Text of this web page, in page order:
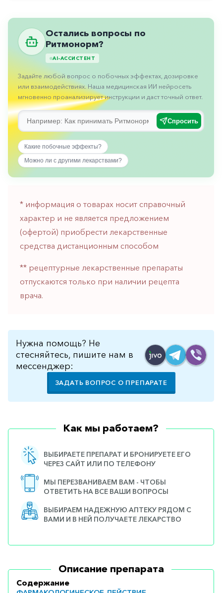
Прочее
Пульмонология
Сердечные
Сосудистые
Тромбозы
Урология
Ухо-
горло-
нос
Щитовидная
железа
Остались вопросы по
Ритмонорм?
AI-АССИСТЕНТ
Задайте любой вопрос о побочных эффектах, дозировке
или взаимодействиях. Наша медицинская ИИ нейросеть
мгновенно проанализирует инструкции и даст точный ответ.
Спросить
Какие побочные эффекты?
Можно ли с другими лекарствами?
* информация о товарах носит справочный
характер и не является предложением
(офертой) приобрести лекарственные
средства дистанционным способом
** рецептурные лекарственные препараты
отпускаются только при наличии рецепта
врача.
Нужна помощь? Не
стесняйтесь, пишите нам в
мессенджер:
ЗАДАТЬ ВОПРОС О ПРЕПАРАТЕ
Как мы работаем?
ВЫБИРАЕТЕ ПРЕПАРАТ И БРОНИРУЕТЕ ЕГО
ЧЕРЕЗ САЙТ ИЛИ ПО ТЕЛЕФОНУ
МЫ ПЕРЕЗВАНИВАЕМ ВАМ - ЧТОБЫ
ОТВЕТИТЬ НА ВСЕ ВАШИ ВОПРОСЫ
ВЫБИРАЕМ НАДЕЖНУЮ АПТЕКУ РЯДОМ С
ВАМИ И В НЕЙ ПОЛУЧАЕТЕ ЛЕКАРСТВО
Описание препарата
Содержание